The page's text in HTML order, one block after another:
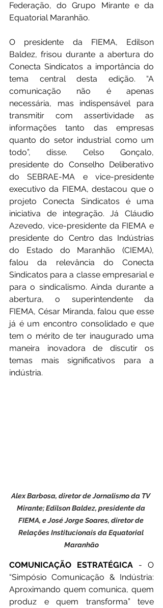
Federação, do Grupo Mirante e da
Equatorial Maranhão.
O presidente da FIEMA, Edilson
Baldez, frisou durante a abertura do
Conecta Sindicatos a importância do
tema central desta edição. “A
comunicação não é apenas
necessária, mas indispensável para
transmitir com assertividade as
informações tanto das empresas
quanto do setor industrial como um
todo”, disse. Celso Gonçalo,
presidente do Conselho Deliberativo
do SEBRAE-MA e vice-presidente
executivo da FIEMA, destacou que o
projeto Conecta Sindicatos é uma
iniciativa de integração. Já Cláudio
Azevedo, vice-presidente da FIEMA e
presidente do Centro das Indústrias
do Estado do Maranhão (CIEMA),
falou da relevância do Conecta
Sindicatos para a classe empresarial e
para o sindicalismo. Ainda durante a
abertura, o superintendente da
FIEMA, César Miranda, falou que esse
já é um encontro consolidado e que
tem o mérito de ter inaugurado uma
maneira inovadora de discutir os
temas mais significativos para a
indústria.
Alex Barbosa, diretor de Jornalismo da TV
Mirante; Edilson Baldez, presidente da
FIEMA, e José Jorge Soares, diretor de
Relações Institucionais da Equatorial
Maranhão
COMUNICAÇÃO ESTRATÉGICA - O
“Simpósio Comunicação & Indústria:
Aproximando quem comunica, quem
produz e quem transforma” teve